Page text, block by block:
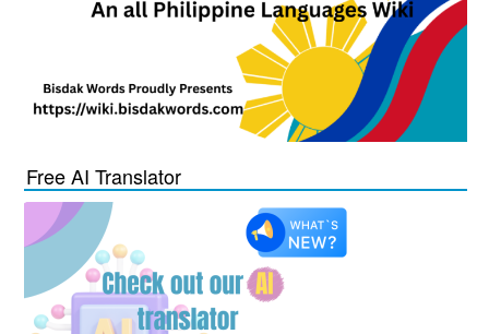
Free AI Translator